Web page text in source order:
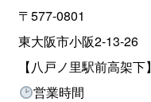
〒577-0801
東大阪市小阪2-13-26
【八戸ノ里駅前高架下】
営業時間